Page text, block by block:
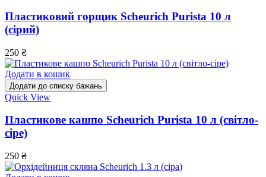
Пластиковий горщик Scheurich Purista 10 л
(сірий)
250 ₴
Додати в кошик
Додати до списку бажань
Quick View
Пластикове кашпо Scheurich Purista 10 л (світло-
сіре)
250 ₴